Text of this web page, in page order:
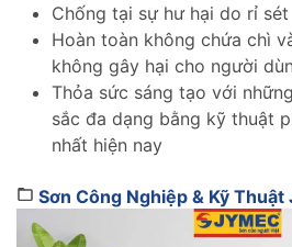
Chống tại sự hư hại do rỉ sét
Hoàn toàn không chứa chì
không gây hại cho người
Thỏa sức sáng tạo với
sắc đa dạng bằng kỹ thuật
nhất hiện nay
Sơn Công Nghiệp & Kỹ Thuật